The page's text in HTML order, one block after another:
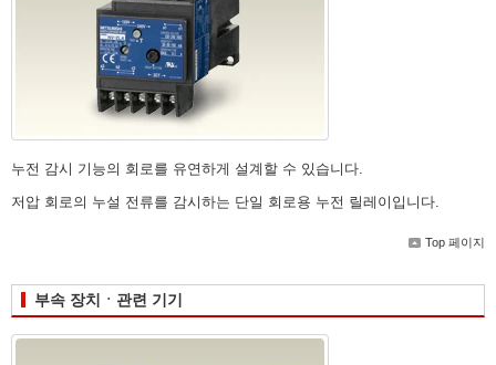
누전 감시 기능의 회로를 유연하게 설계할 수 있습니다.
저압 회로의 누설 전류를 감시하는 단일 회로용 누전 릴레이입니다.
Top 페이지
부속 장치ㆍ관련 기기